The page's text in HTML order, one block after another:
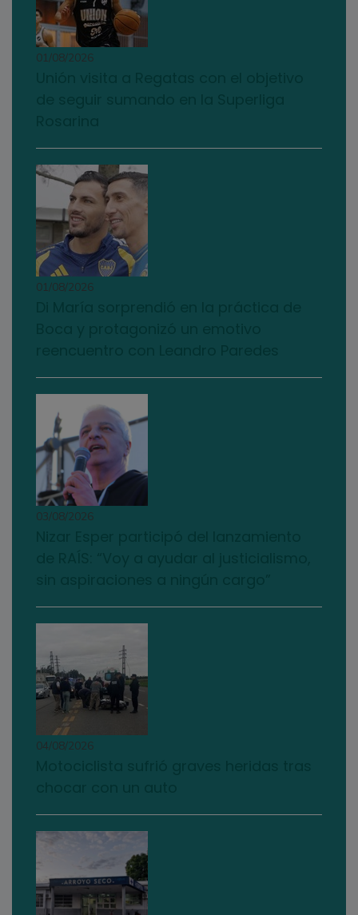
01/08/2026
01/08/2026
03/08/2026
04/08/2026